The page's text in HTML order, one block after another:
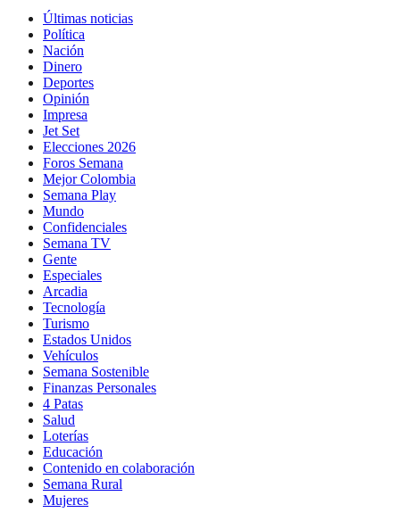
Últimas noticias
Política
Nación
Dinero
Deportes
Opinión
Impresa
Jet Set
Elecciones 2026
Foros Semana
Mejor Colombia
Semana Play
Mundo
Confidenciales
Semana TV
Gente
Especiales
Arcadia
Tecnología
Turismo
Estados Unidos
Vehículos
Semana Sostenible
Finanzas Personales
4 Patas
Salud
Loterías
Educación
Contenido en colaboración
Semana Rural
Mujeres